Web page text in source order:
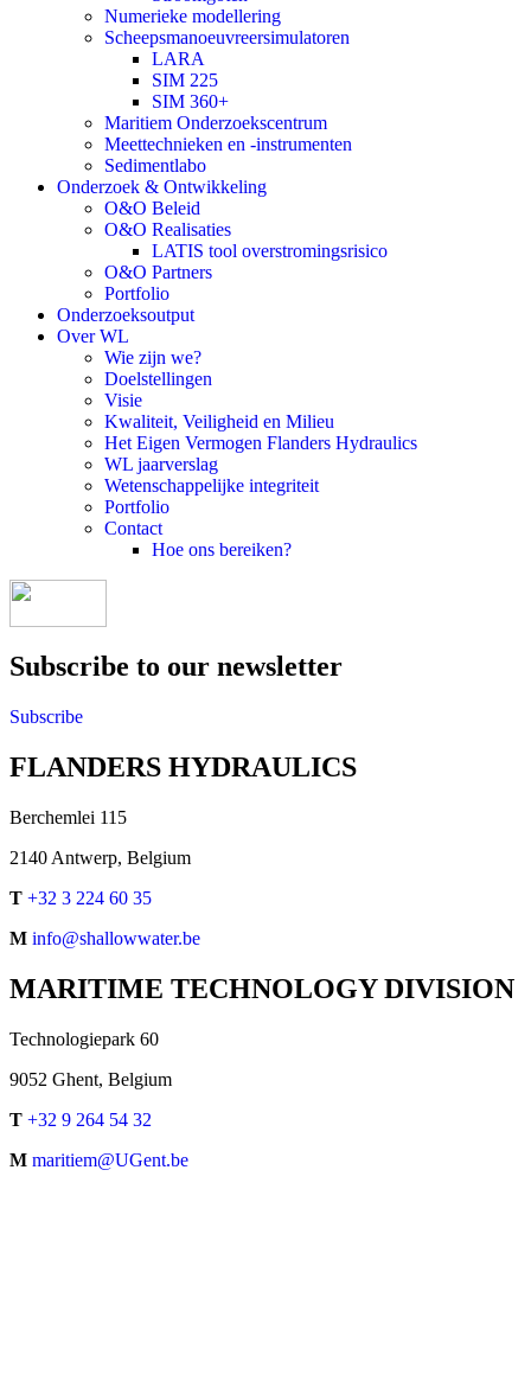
Numerieke modellering
Scheepsmanoeuvreersimulatoren
LARA
SIM 225
SIM 360+
Maritiem Onderzoekscentrum
Meettechnieken en -instrumenten
Sedimentlabo
Onderzoek & Ontwikkeling
O&O Beleid
O&O Realisaties
LATIS tool overstromingsrisico
O&O Partners
Portfolio
Onderzoeksoutput
Over WL
Wie zijn we?
Doelstellingen
Visie
Kwaliteit, Veiligheid en Milieu
Het Eigen Vermogen Flanders Hydraulics
WL jaarverslag
Wetenschappelijke integriteit
Portfolio
Contact
Hoe ons bereiken?
Subscribe to our newsletter
Subscribe
FLANDERS HYDRAULICS
Berchemlei 115
2140 Antwerp, Belgium
T +32 3 224 60 35
M info@shallowwater.be
MARITIME TECHNOLOGY DIVISION
Technologiepark 60
9052 Ghent, Belgium
T +32 9 264 54 32
M maritiem@UGent.be